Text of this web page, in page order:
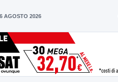
6 AGOSTO 2026